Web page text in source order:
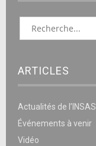
ARTICLES
Actualités de l’INSAS
Événements à venir
Vidéo